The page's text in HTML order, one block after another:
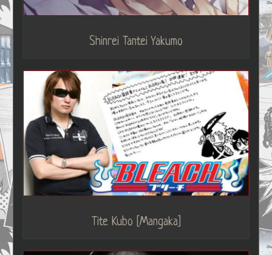
Shinrei Tantei Yakumo
Tite Kubo [Mangaka]